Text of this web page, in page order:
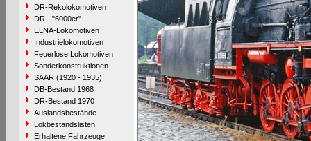
DR-Rekolokomotiven
DR - "6000er"
ELNA-Lokomotiven
Industrielokomotiven
Feuerlose Lokomotiven
Sonderkonstruktionen
SAAR (1920 - 1935)
DB-Bestand 1968
DR-Bestand 1970
Auslandsbestände
Lokbestandslisten
Erhaltene Fahrzeuge